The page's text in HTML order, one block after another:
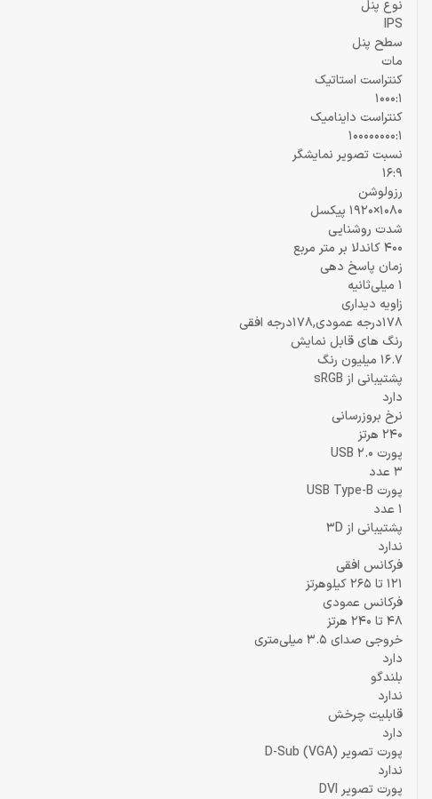
نوع پنل
IPS
سطح پنل
مات
کنتراست استاتیک
1000:1
کنتراست داینامیک
100000000:1
نسبت تصویر نمایشگر
16:9
رزولوشن
1080×1920 پیکسل
شدت روشنایی
400 کاندلا بر متر مربع
زمان پاسخ دهی
1 میلی‌ثانیه
زاویه دیداری
178درجه عمودی,178درجه افقی
رنگ های قابل نمایش
16.7 میلیون رنگ
پشتیبانی از sRGB
دارد
نرخ بروزرسانی
240 هرتز
پورت USB 2.0
3 عدد
پورت USB Type-B
1 عدد
پشتیبانی از 3D
ندارد
فرکانس افقی
121 تا 265 کیلوهرتز
فرکانس عمودی
48 تا 240 هرتز
خروجی صدای 3.5 میلی‌متری
دارد
بلندگو
ندارد
قابلیت چرخش
دارد
پورت تصویر D-Sub (VGA)
ندارد
پورت تصویر DVI